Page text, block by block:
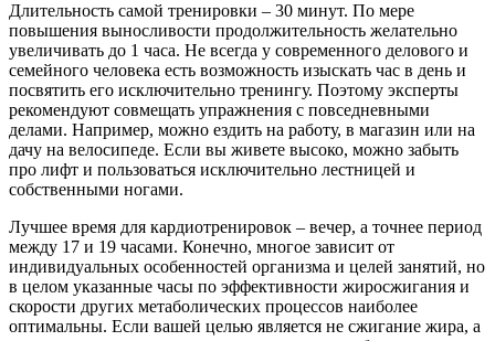
Длительность самой тренировки – 30 минут. По мере
повышения выносливости продолжительность желательно
увеличивать до 1 часа. Не всегда у современного делового и
семейного человека есть возможность изыскать час в день и
посвятить его исключительно тренингу. Поэтому эксперты
рекомендуют совмещать упражнения с повседневными
делами. Например, можно ездить на работу, в магазин или на
дачу на велосипеде. Если вы живете высоко, можно забыть
про лифт и пользоваться исключительно лестницей и
собственными ногами.
Лучшее время для кардиотренировок – вечер, а точнее период
между 17 и 19 часами. Конечно, многое зависит от
индивидуальных особенностей организма и целей занятий, но
в целом указанные часы по эффективности жиросжигания и
скорости других метаболических процессов наиболее
оптимальны. Если вашей целью является не сжигание жира, а